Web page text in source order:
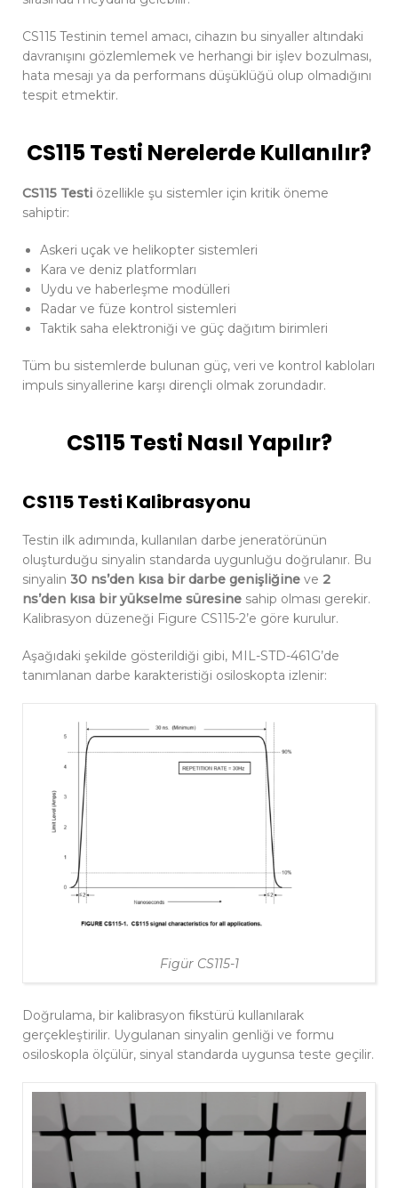
CS115 Testinin temel amacı, cihazın bu sinyaller altındaki
davranışını gözlemlemek ve herhangi bir işlev bozulması,
hata mesajı ya da performans düşüklüğü olup olmadığını
tespit etmektir.
CS115 Testi Nerelerde Kullanılır?
CS115 Testi özellikle şu sistemler için kritik öneme
sahiptir:
Askeri uçak ve helikopter sistemleri
Kara ve deniz platformları
Uydu ve haberleşme modülleri
Radar ve füze kontrol sistemleri
Taktik saha elektroniği ve güç dağıtım birimleri
Tüm bu sistemlerde bulunan güç, veri ve kontrol kabloları
impuls sinyallerine karşı dirençli olmak zorundadır.
CS115 Testi Nasıl Yapılır?
CS115 Testi Kalibrasyonu
Testin ilk adımında, kullanılan darbe jeneratörünün
oluşturduğu sinyalin standarda uygunluğu doğrulanır. Bu
sinyalin 30 ns’den kısa bir darbe genişliğine ve 2
ns’den kısa bir yükselme süresine sahip olması gerekir.
Kalibrasyon düzeneği Figure CS115-2’e göre kurulur.
Aşağıdaki şekilde gösterildiği gibi, MIL-STD-461G’de
tanımlanan darbe karakteristiği osiloskopta izlenir:
Figür CS115-1
Doğrulama, bir kalibrasyon fikstürü kullanılarak
gerçekleştirilir. Uygulanan sinyalin genliği ve formu
osiloskopla ölçülür, sinyal standarda uygunsa teste geçilir.